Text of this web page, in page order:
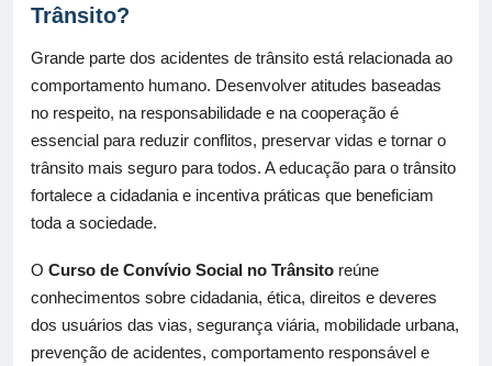
Trânsito?
Grande parte dos acidentes de trânsito está relacionada ao
comportamento humano. Desenvolver atitudes baseadas
no respeito, na responsabilidade e na cooperação é
essencial para reduzir conflitos, preservar vidas e tornar o
trânsito mais seguro para todos. A educação para o trânsito
fortalece a cidadania e incentiva práticas que beneficiam
toda a sociedade.
O Curso de Convívio Social no Trânsito reúne
conhecimentos sobre cidadania, ética, direitos e deveres
dos usuários das vias, segurança viária, mobilidade urbana,
prevenção de acidentes, comportamento responsável e